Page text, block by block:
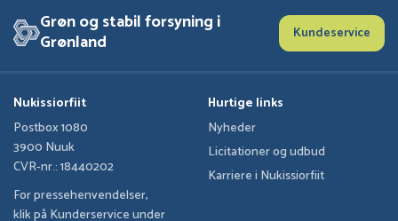
Grøn og stabil forsyning i
Grønland Kundeservice
Nukissiorfiit
Postbox 1080
3900 Nuuk
CVR-nr.: 18440202
For pressehenvendelser,
klik på Kunderservice under
Hurtige links
Nyheder
Licitationer og udbud
Karriere i Nukissiorfiit